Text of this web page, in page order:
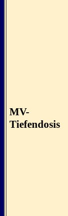
MV-
Tiefendosis